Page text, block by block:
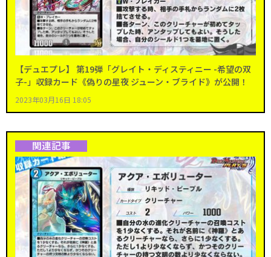
【デュエプレ】 第19弾「グレイト・ディスティニー -希望の双
子-」収録カード《偽りの星夜 ジューン・ブライド》が公開！
2023年03月16日 18:05
関連記事